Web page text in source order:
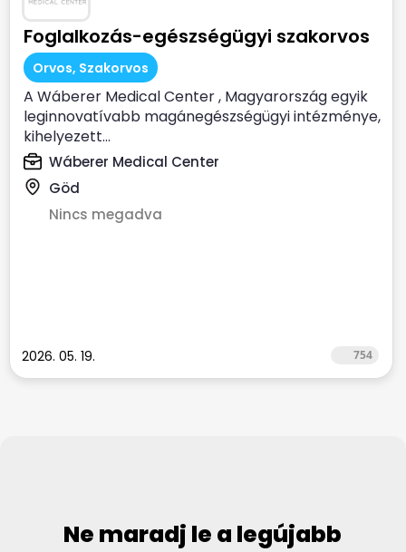
Foglalkozás-egészségügyi szakorvos
Orvos, Szakorvos
A Wáberer Medical Center , Magyarország egyik
leginnovatívabb magánegészségügyi intézménye,
kihelyezett...
Wáberer Medical Center
Göd
Nincs megadva
2026. 05. 19. 754
Ne maradj le a legújabb